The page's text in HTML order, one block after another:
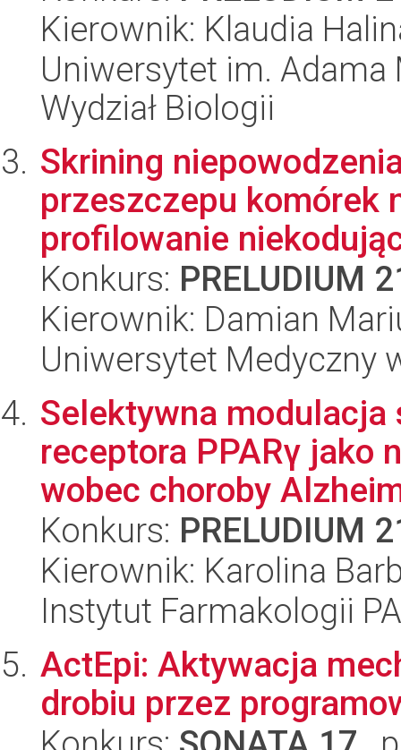
Kierownik: Klaudia
Uniwersytet im.
Wydział Biologii
Skrining
przeszczepu komórek
profilowanie
Konkurs: PRELUDIUM
Kierownik: Damian
Uniwersytet Medyczny
Selektywna modulacja
receptora PPARγ jako
wobec choroby
Konkurs: PRELUDIUM
Kierownik: Karolina
Instytut Farmakologii
ActEpi: Aktywacja
drobiu przez